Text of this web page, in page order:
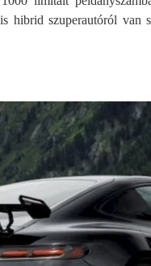
hibrid szuperautóról van